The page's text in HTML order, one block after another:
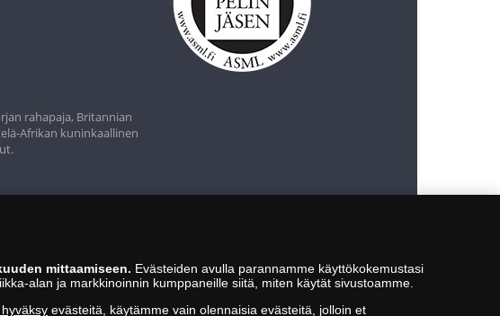
rahapaja, Britannian
Afrikan kuninkaallinen
mittaamiseen. Evästeiden avulla parannamme käyttökokemustasi
alan ja markkinoinnin kumppaneille siitä, miten käytät sivustoamme.
evästeitä, käytämme vain olennaisia evästeitä, jolloin et